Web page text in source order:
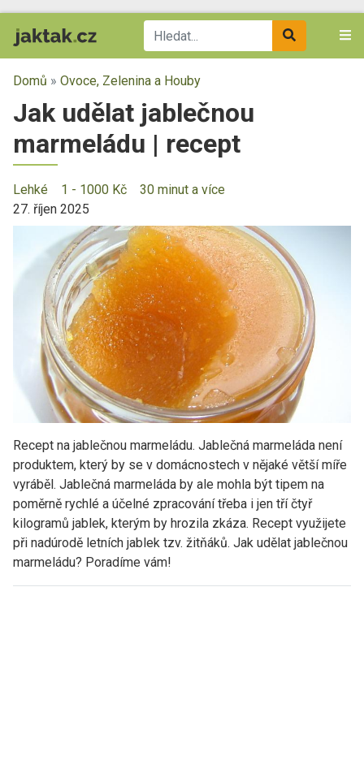
Domů » Ovoce, Zelenina a Houby
Jak udělat jablečnou
marmeládu | recept
Lehké 1 - 1000 Kč
30 minut a více
27. říjen 2025
Recept na jablečnou marmeládu. Jablečná marmeláda není
produktem, který by se v domácnostech v nějaké větší míře
vyráběl. Jablečná marmeláda by ale mohla být tipem na
poměrně rychlé a účelné zpracování třeba i jen tří čtyř
kilogramů jablek, kterým by hrozila zkáza. Recept využijete
při nadúrodě letních jablek tzv. žitňáků. Jak udělat jablečnou
marmeládu? Poradíme vám!